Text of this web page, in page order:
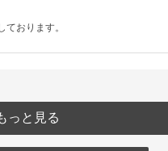
おります。
っと見る